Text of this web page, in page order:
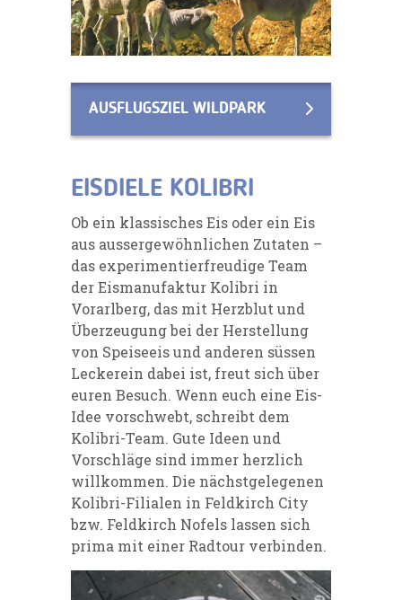
AUSFLUGSZIEL WILDPARK
EISDIELE KOLIBRI
Ob ein klassisches Eis oder ein Eis
aus aussergewöhnlichen Zutaten –
das experimentierfreudige Team
der Eismanufaktur Kolibri in
Vorarlberg, das mit Herzblut und
Überzeugung bei der Herstellung
von Speiseeis und anderen süssen
Leckerein dabei ist, freut sich über
euren Besuch. Wenn euch eine Eis-
Idee vorschwebt, schreibt dem
Kolibri-Team. Gute Ideen und
Vorschläge sind immer herzlich
willkommen. Die nächstgelegenen
Kolibri-Filialen in Feldkirch City
bzw. Feldkirch Nofels lassen sich
prima mit einer Radtour verbinden.